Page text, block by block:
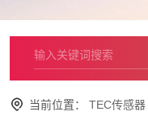
当前位置： TEC传感器